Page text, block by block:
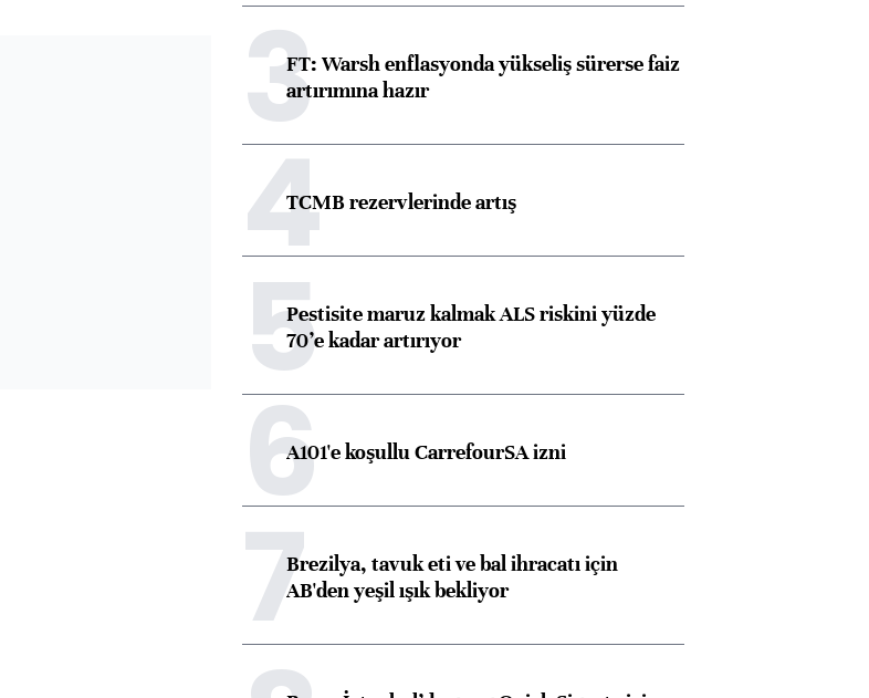
3FT: Warsh enflasyonda yükseliş sürerse faiz
artırımına hazır
4TCMB rezervlerinde artış
5Pestisite maruz kalmak ALS riskini yüzde
70’e kadar artırıyor
6A101'e koşullu CarrefourSA izni
7Brezilya, tavuk eti ve bal ihracatı için
AB'den yeşil ışık bekliyor